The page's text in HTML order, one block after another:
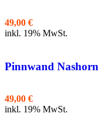
49,00 €
inkl. 19% MwSt.
Pinnwand
49,00 €
inkl. 19% MwSt.